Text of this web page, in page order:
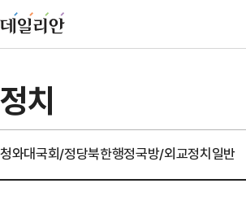
정치
청와대국회/정당북한행정국방/외교정치일반